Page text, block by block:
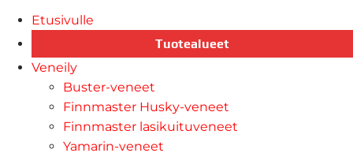
Etusivulle
Tuotealueet
Veneily
Buster-veneet
Finnmaster Husky-veneet
Finnmaster lasikuituveneet
Yamarin-veneet